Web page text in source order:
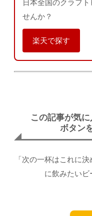
日本全国のクラフ
せんか？
楽天で探す
この記事が気
ボタン
「次の一杯はこれに
に飲みたいビ